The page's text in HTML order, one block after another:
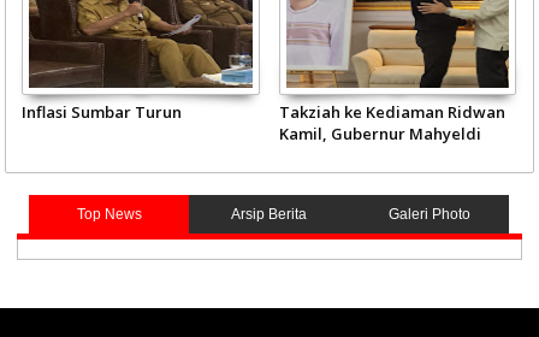
Inflasi Sumbar Turun
Takziah ke Kediaman Ridwan
Kamil, Gubernur Mahyeldi
Top News Arsip Berita Galeri Photo